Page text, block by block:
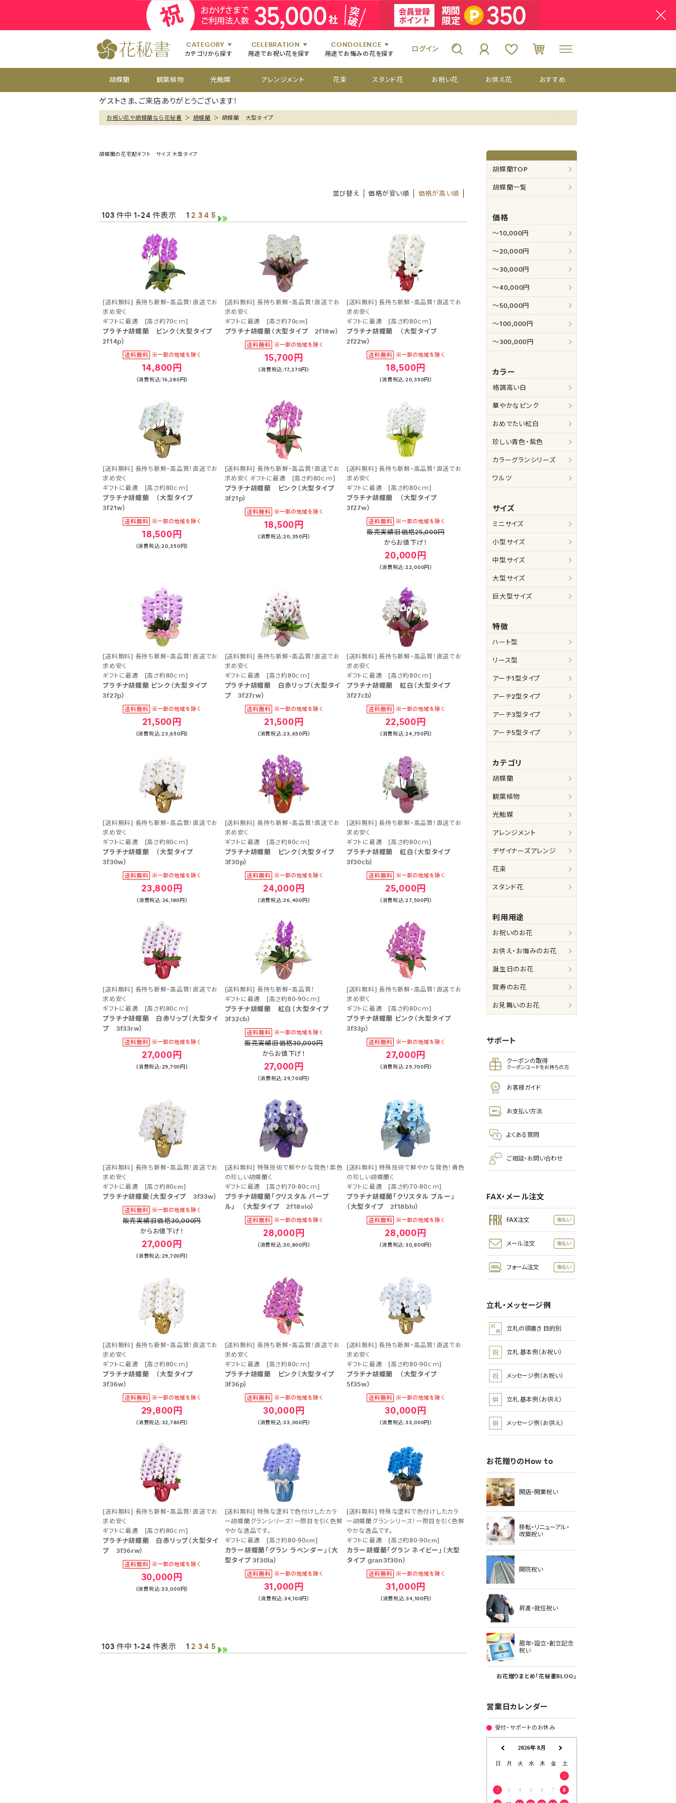
CATEGORY
カテゴリから探す
お祝い花
お供え花
おすすめ
CELEBRATION
用途でお祝い花を探す
開店祝いのお花
開設祝いのお花
楽屋見舞いのお花
個展・展覧会のお花
CONDOLENCE
用途でお悔みの花を探す
四十九日のお供え花
百か日のお供え花
お彼岸のお供え花
供花[通夜・葬儀・告別式]
ログイン
胡蝶蘭 観葉植物 光触媒 アレンジメント 花束 スタンド花 お祝い花 お供え花 おすすめ
ゲストさま、ご来店ありがとうございます！
お祝い花や胡蝶蘭なら花秘書 ＞ 胡蝶蘭 ＞ 胡蝶蘭 大型タイプ
胡蝶蘭の花宅配ギフト サイズ 大型タイプ
並び替え 価格が安い順 価格が高い順
103 件中 1-24 件表示 1 2 3 4 5
[送料無料] 長持ち新鮮・高品質！直送でお
求め安く
ギフトに最適 [高さ約70ｃｍ]
プラチナ胡蝶蘭 ピンク（大型タイプ
2f14p）
14,800円
(消費税込:16,280円)
[送料無料] 長持ち新鮮・高品質！直送でお
求め安く
ギフトに最適 [高さ約70cm]
プラチナ胡蝶蘭（大型タイプ 2f18w）
15,700円
(消費税込:17,270円)
[送料無料] 長持ち新鮮・高品質！直送でお
求め安く
ギフトに最適 [高さ約80ｃｍ]
プラチナ胡蝶蘭 （大型タイプ
2f22w）
18,500円
(消費税込:20,350円)
[送料無料] 長持ち新鮮・高品質！直送でお
求め安く
ギフトに最適 [高さ約80ｃｍ]
プラチナ胡蝶蘭 （大型タイプ
3f21w）
18,500円
(消費税込:20,350円)
[送料無料] 長持ち新鮮・高品質！直送でお
求め安く ギフトに最適 [高さ約80ｃｍ]
プラチナ胡蝶蘭 ピンク（大型タイプ
3f21p）
18,500円
(消費税込:20,350円)
[送料無料] 長持ち新鮮・高品質！直送でお
求め安く
ギフトに最適 [高さ約80ｃｍ]
プラチナ胡蝶蘭 （大型タイプ
3f27w）
販売実績旧価格25,000円
からお値下げ！
20,000円
(消費税込:22,000円)
[送料無料] 長持ち新鮮・高品質！直送でお
求め安く
ギフトに最適 [高さ約80ｃｍ]
プラチナ胡蝶蘭 ピンク（大型タイプ
3f27p）
21,500円
(消費税込:23,650円)
[送料無料] 長持ち新鮮・高品質！直送でお
求め安く
ギフトに最適 [高さ約80ｃｍ]
プラチナ胡蝶蘭 白赤リップ（大型タイ
プ 3f27rw）
21,500円
(消費税込:23,650円)
[送料無料] 長持ち新鮮・高品質！直送でお
求め安く
ギフトに最適 [高さ約80ｃｍ]
プラチナ胡蝶蘭 紅白（大型タイプ
3f27cb）
22,500円
(消費税込:24,750円)
[送料無料] 長持ち新鮮・高品質！直送でお
求め安く
ギフトに最適 [高さ約80ｃｍ]
プラチナ胡蝶蘭 （大型タイプ
3f30w）
23,800円
(消費税込:26,180円)
[送料無料] 長持ち新鮮・高品質！直送でお
求め安く
ギフトに最適 [高さ約80ｃｍ]
プラチナ胡蝶蘭 ピンク（大型タイプ
3f30p）
24,000円
(消費税込:26,400円)
[送料無料] 長持ち新鮮・高品質！直送でお
求め安く
ギフトに最適 [高さ約80ｃｍ]
プラチナ胡蝶蘭 紅白（大型タイプ
3f30cb）
25,000円
(消費税込:27,500円)
[送料無料] 長持ち新鮮・高品質！直送でお
求め安く
ギフトに最適 [高さ約80ｃｍ]
プラチナ胡蝶蘭 白赤リップ（大型タイ
プ 3f33rw）
27,000円
(消費税込:29,700円)
[送料無料] 長持ち新鮮・高品質！
ギフトに最適 [高さ約80-90ｃｍ]
プラチナ胡蝶蘭 紅白（大型タイプ
3f32cb）
販売実績旧価格30,000円
からお値下げ！
27,000円
(消費税込:29,700円)
[送料無料] 長持ち新鮮・高品質！直送でお
求め安く
ギフトに最適 [高さ約80ｃｍ]
プラチナ胡蝶蘭 ピンク（大型タイプ
3f33p）
27,000円
(消費税込:29,700円)
[送料無料] 長持ち新鮮・高品質！直送でお
求め安く
ギフトに最適 [高さ約80cm]
プラチナ胡蝶蘭（大型タイプ 3f33w）
販売実績旧価格30,000円
からお値下げ！
27,000円
(消費税込:29,700円)
[送料無料] 特殊技術で鮮やかな発色！紫色
の珍しい胡蝶蘭く
ギフトに最適 [高さ約70-80ｃｍ]
プラチナ胡蝶蘭「クリスタル パープ
ル」 （大型タイプ 2f18vio）
28,000円
(消費税込:30,800円)
[送料無料] 特殊技術で鮮やかな発色！青色
の珍しい胡蝶蘭く
ギフトに最適 [高さ約70-80ｃｍ]
プラチナ胡蝶蘭「クリスタル ブルー」
（大型タイプ 2f18blu）
28,000円
(消費税込:30,800円)
[送料無料] 長持ち新鮮・高品質！直送でお
求め安く
ギフトに最適 [高さ約80ｃｍ]
プラチナ胡蝶蘭 （大型タイプ
3f36w）
29,800円
(消費税込:32,780円)
[送料無料] 長持ち新鮮・高品質！直送でお
求め安く
ギフトに最適 [高さ約80ｃｍ]
プラチナ胡蝶蘭 ピンク（大型タイプ
3f36p）
30,000円
(消費税込:33,000円)
[送料無料] 長持ち新鮮・高品質！直送でお
求め安く
ギフトに最適 [高さ約80-90ｃｍ]
プラチナ胡蝶蘭 （大型タイプ
5f35w）
30,000円
(消費税込:33,000円)
[送料無料] 長持ち新鮮・高品質！直送でお
求め安く
ギフトに最適 [高さ約80ｃｍ]
プラチナ胡蝶蘭 白赤リップ（大型タイ
プ 3f36rw）
30,000円
(消費税込:33,000円)
[送料無料] 特殊な塗料で色付けしたカラ
ー胡蝶蘭グランシリーズ！一際目を引く色鮮
やかな逸品です。
ギフトに最適 [高さ約80-90cm]
カラー胡蝶蘭「グラン ラベンダー」（大
型タイプ 3f30la）
31,000円
(消費税込:34,100円)
[送料無料] 特殊な塗料で色付けしたカラ
ー胡蝶蘭グランシリーズ！一際目を引く色鮮
やかな逸品です。
ギフトに最適 [高さ約80-90cm]
カラー胡蝶蘭「グラン ネイビー」（大型
タイプ gran3f30n）
31,000円
(消費税込:34,100円)
103 件中 1-24 件表示 1 2 3 4 5
胡蝶蘭TOP
胡蝶蘭一覧
価格
～10,000円
～20,000円
～30,000円
～40,000円
～50,000円
～100,000円
～300,000円
カラー
格調高い白
華やかなピンク
おめでたい紅白
珍しい青色・紫色
カラーグランシリーズ
ワルツ
サイズ
ミニサイズ
小型サイズ
中型サイズ
大型サイズ
巨大型サイズ
特徴
ハート型
リース型
アーチ1型タイプ
アーチ2型タイプ
アーチ3型タイプ
アーチ5型タイプ
カテゴリ
胡蝶蘭
観葉植物
光触媒
アレンジメント
デザイナーズアレンジ
花束
スタンド花
利用用途
お祝いのお花
お供え・お悔みのお花
誕生日のお花
賀寿のお花
お見舞いのお花
サポート
クーポンの取得
クーポンコードをお持ちの方
お客様ガイド
お支払い方法
よくある質問
ご相談・お問い合わせ
FAX・メール注文
FAX注文
メール注文
フォーム注文
立札・メッセージ例
立札の頭書き 目的別
立札 基本例（お祝い）
メッセージ例（お祝い）
立札 基本例（お供え）
メッセージ例（お供え）
お花贈りのHow to
開店・開業祝い
移転・リニューアル・
改築祝い
開院祝い
昇進・就任祝い
周年・設立・創立記念
祝い
お花贈りまとめ「花秘書BLOG」
営業日カレンダー
受付・サポートのお休み